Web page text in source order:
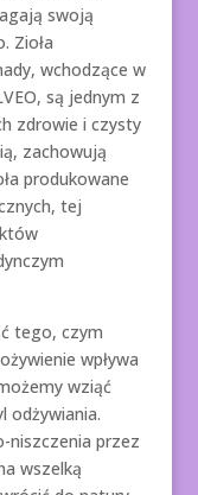
swoją
Zioła
wchodzące w
są jednym z
zdrowie i czysty
zachowują
produkowane
tej
tego, czym
wpływa
wziąć
odżywiania.
niszczenia przez
wszelką